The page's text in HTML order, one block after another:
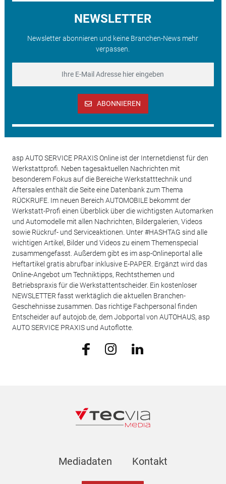
NEWSLETTER
Newsletter abonnieren und keine Branchen-News mehr
verpassen.
ABONNIEREN
asp AUTO SERVICE PRAXIS Online ist der Internetdienst für den
Werkstattprofi. Neben tagesaktuellen Nachrichten mit
besonderem Fokus auf die Bereiche Werkstatttechnik und
Aftersales enthält die Seite eine Datenbank zum Thema
RÜCKRUFE. Im neuen Bereich AUTOMOBILE bekommt der
Werkstatt-Profi einen Überblick über die wichtigsten Automarken
und Automodelle mit allen Nachrichten, Bildergalerien, Videos
sowie Rückruf- und Serviceaktionen. Unter #HASHTAG sind alle
wichtigen Artikel, Bilder und Videos zu einem Themenspecial
zusammengefasst. Außerdem gibt es im asp-Onlineportal alle
Heftartikel gratis abrufbar inklusive E-PAPER. Ergänzt wird das
Online-Angebot um Techniktipps, Rechtsthemen und
Betriebspraxis für die Werkstattentscheider. Ein kostenloser
NEWSLETTER fasst werktäglich die aktuellen Branchen-
Geschehnisse zusammen. Das richtige Fachpersonal finden
Entscheider auf autojob.de, dem Jobportal von AUTOHAUS, asp
AUTO SERVICE PRAXIS und Autoflotte.
Mediadaten Kontakt